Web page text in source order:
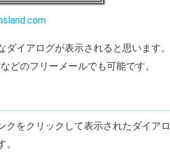
ダイアログが表示されると思います
どのフリーメールでも可能です。
クをクリックして表示されたダイア